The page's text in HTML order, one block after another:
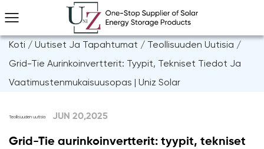
Koti / Uutiset Ja Tapahtumat / Teollisuuden Uutisia /
Grid-Tie Aurinkoinvertterit: Tyypit, Tekniset Tiedot Ja
Vaatimustenmukaisuusopas | Uniz Solar
Teollisuuden uutisia JUN 20,2025
Grid-Tie aurinkoinvertterit: tyypit, tekniset